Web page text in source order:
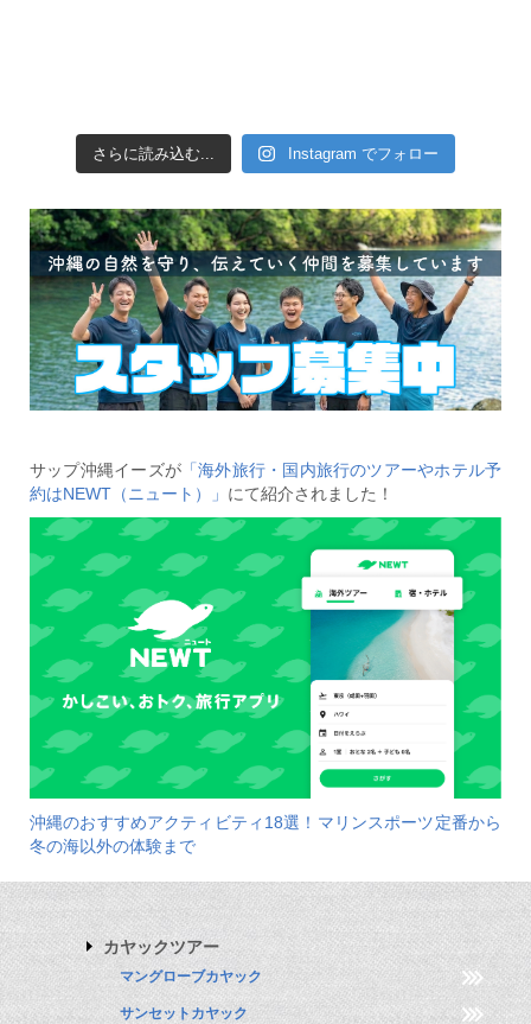
さらに読み込む... Instagram でフォロー
サップ沖縄イーズが 「海外旅行・国内旅行のツアーやホテル予
約はNEWT（ニュート）」 にて紹介されました！
沖縄のおすすめアクティビティ18選！マリンスポーツ定番から
冬の海以外の体験まで
カヤックツアー
マングローブカヤック
サンセットカヤック